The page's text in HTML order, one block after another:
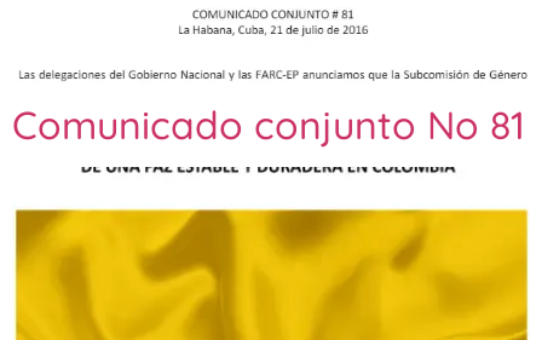
Comunicado conjunto No 81